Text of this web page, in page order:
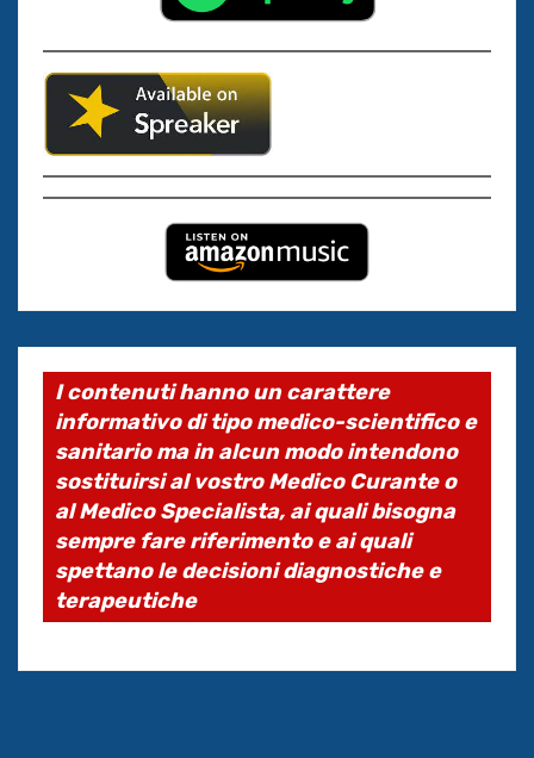
I contenuti hanno un carattere
informativo di tipo medico-scientifico e
sanitario ma in alcun modo intendono
sostituirsi al vostro Medico Curante o
al Medico Specialista, ai quali bisogna
sempre fare riferimento e ai quali
spettano le decisioni diagnostiche e
terapeutiche